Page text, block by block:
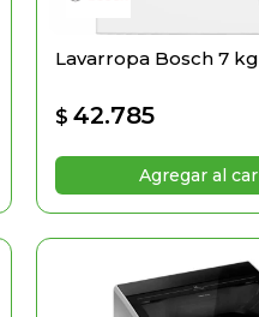
Lavarropa Bosch 7 kg
$ 42.785